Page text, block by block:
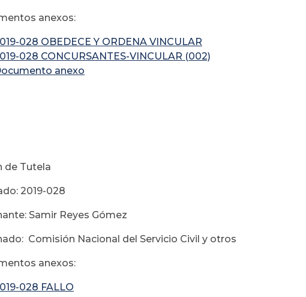
anexos:
028 OBEDECE Y ORDENA VINCULAR
028 CONCURSANTES-VINCULAR (002)
anexo
de Tutela
2019-028
Samir Reyes Gómez
Comisión Nacional del Servicio Civil y otros
anexos:
028 FALLO